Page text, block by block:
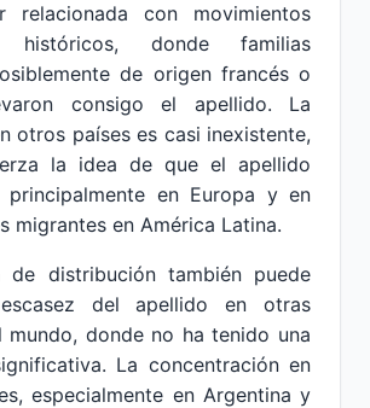
relacionada con movimientos
históricos, donde familias
de origen francés o
consigo el apellido. La
otros países es casi inexistente,
la idea de que el apellido
principalmente en Europa y en
migrantes en América Latina.
de distribución también puede
del apellido en otras
mundo, donde no ha tenido una
La concentración en
especialmente en Argentina y